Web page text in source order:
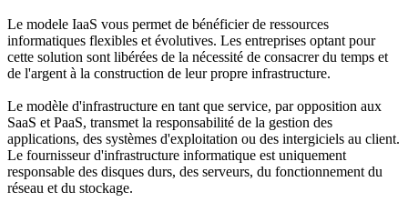
Le modele IaaS vous permet de bénéficier de ressources
informatiques flexibles et évolutives. Les entreprises optant pour
cette solution sont libérées de la nécessité de consacrer du temps et
de l'argent à la construction de leur propre infrastructure.
Le modèle d'infrastructure en tant que service, par opposition aux
SaaS et PaaS, transmet la responsabilité de la gestion des
applications, des systèmes d'exploitation ou des intergiciels au client.
Le fournisseur d'infrastructure informatique est uniquement
responsable des disques durs, des serveurs, du fonctionnement du
réseau et du stockage.